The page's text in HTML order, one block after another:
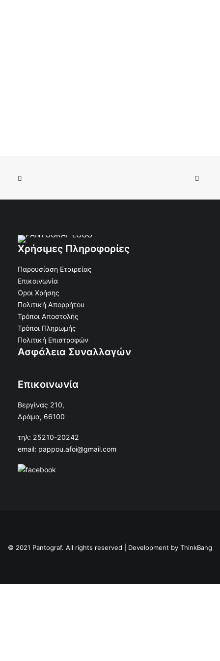
Ανθοδοχείο Αλουμινίου Φύλλο 30x15
Κωδικός: 50-12501
Χρήσιμες Πληροφορίες
Παρουσίαση Εταιρείας
Επικοινωνία
Όροι Χρήσης
Πολιτική Απορρήτου
Τρόποι Αποστολής
Τρόποι Πληρωμής
Πολιτική Επιστροφών
Ασφάλεια Συναλλαγών
Επικοινωνία
Βεργίνας 210,
Δράμα, 66100
τηλ: 25210-20242
email: pappou.afoi@gmail.com
© 2021 Pantograf. All rights reserved | Development by ThinkBang